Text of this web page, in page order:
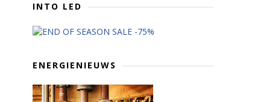
INTO LED
ENERGIENIEUWS